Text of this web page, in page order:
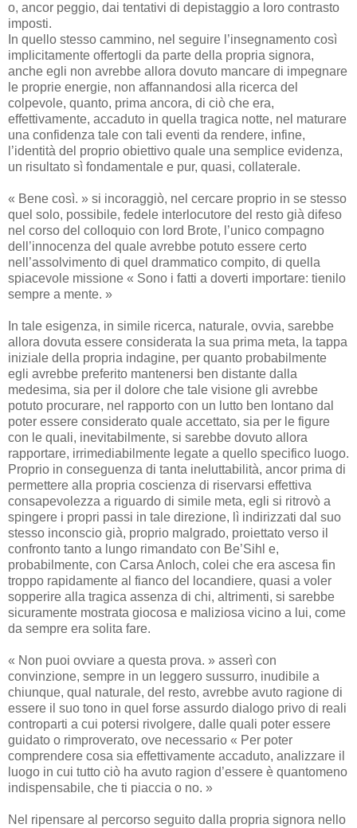
o, ancor peggio, dai tentativi di depistaggio a loro contrasto
imposti.
In quello stesso cammino, nel seguire l’insegnamento così
implicitamente offertogli da parte della propria signora,
anche egli non avrebbe allora dovuto mancare di impegnare
le proprie energie, non affannandosi alla ricerca del
colpevole, quanto, prima ancora, di ciò che era,
effettivamente, accaduto in quella tragica notte, nel maturare
una confidenza tale con tali eventi da rendere, infine,
l’identità del proprio obiettivo quale una semplice evidenza,
un risultato sì fondamentale e pur, quasi, collaterale.
« Bene così. » si incoraggiò, nel cercare proprio in se stesso
quel solo, possibile, fedele interlocutore del resto già difeso
nel corso del colloquio con lord Brote, l’unico compagno
dell’innocenza del quale avrebbe potuto essere certo
nell’assolvimento di quel drammatico compito, di quella
spiacevole missione « Sono i fatti a doverti importare: tienilo
sempre a mente. »
In tale esigenza, in simile ricerca, naturale, ovvia, sarebbe
allora dovuta essere considerata la sua prima meta, la tappa
iniziale della propria indagine, per quanto probabilmente
egli avrebbe preferito mantenersi ben distante dalla
medesima, sia per il dolore che tale visione gli avrebbe
potuto procurare, nel rapporto con un lutto ben lontano dal
poter essere considerato quale accettato, sia per le figure
con le quali, inevitabilmente, si sarebbe dovuto allora
rapportare, irrimediabilmente legate a quello specifico luogo.
Proprio in conseguenza di tanta ineluttabilità, ancor prima di
permettere alla propria coscienza di riservarsi effettiva
consapevolezza a riguardo di simile meta, egli si ritrovò a
spingere i propri passi in tale direzione, lì indirizzati dal suo
stesso inconscio già, proprio malgrado, proiettato verso il
confronto tanto a lungo rimandato con Be’Sihl e,
probabilmente, con Carsa Anloch, colei che era ascesa fin
troppo rapidamente al fianco del locandiere, quasi a voler
sopperire alla tragica assenza di chi, altrimenti, si sarebbe
sicuramente mostrata giocosa e maliziosa vicino a lui, come
da sempre era solita fare.
« Non puoi ovviare a questa prova. » asserì con
convinzione, sempre in un leggero sussurro, inudibile a
chiunque, qual naturale, del resto, avrebbe avuto ragione di
essere il suo tono in quel forse assurdo dialogo privo di reali
controparti a cui potersi rivolgere, dalle quali poter essere
guidato o rimproverato, ove necessario « Per poter
comprendere cosa sia effettivamente accaduto, analizzare il
luogo in cui tutto ciò ha avuto ragion d’essere è quantomeno
indispensabile, che ti piaccia o no. »
Nel ripensare al percorso seguito dalla propria signora nello